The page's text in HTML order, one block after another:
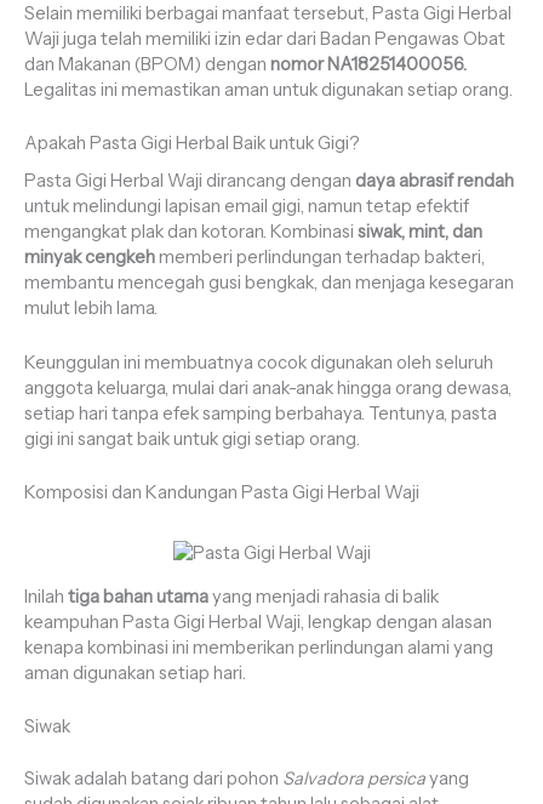
Selain memiliki berbagai manfaat tersebut, Pasta Gigi Herbal
Waji juga telah memiliki izin edar dari Badan Pengawas Obat
dan Makanan (BPOM) dengan nomor NA18251400056.
Legalitas ini memastikan aman untuk digunakan setiap orang.
Apakah Pasta Gigi Herbal Baik untuk Gigi?
Pasta Gigi Herbal Waji dirancang dengan daya abrasif rendah
untuk melindungi lapisan email gigi, namun tetap efektif
mengangkat plak dan kotoran. Kombinasi siwak, mint, dan
minyak cengkehmemberi perlindungan terhadap bakteri,
membantu mencegah gusi bengkak, dan menjaga kesegaran
mulut lebih lama.
Keunggulan ini membuatnya cocok digunakan oleh seluruh
anggota keluarga, mulai dari anak-anak hingga orang dewasa,
setiap hari tanpa efek samping berbahaya. Tentunya, pasta
gigi ini sangat baik untuk gigi setiap orang.
Komposisi dan Kandungan Pasta Gigi Herbal Waji
Inilah tiga bahan utamayang menjadi rahasia di balik
keampuhan Pasta Gigi Herbal Waji, lengkap dengan alasan
kenapa kombinasi ini memberikan perlindungan alami yang
aman digunakan setiap hari.
Siwak
Siwak adalah batang dari pohon Salvadora persicayang